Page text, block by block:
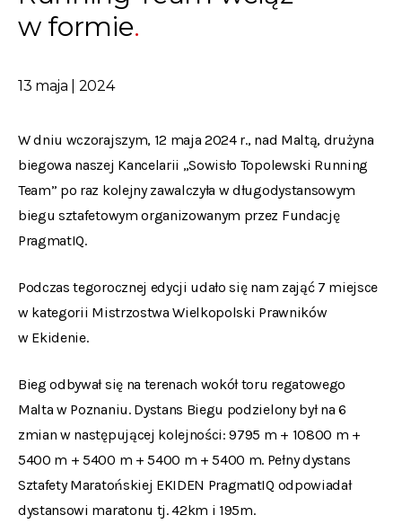
w formie
13 maja | 2024
W dniu wczorajszym, 12 maja 2024 r., nad Maltą, drużyna
biegowa naszej Kancelarii „Sowisło Topolewski Running
Team” po raz kolejny zawalczyła w długodystansowym
biegu sztafetowym organizowanym przez Fundację
PragmatIQ.
Podczas tegorocznej edycji udało się nam zająć 7 miejsce
w kategorii Mistrzostwa Wielkopolski Prawników
w Ekidenie.
Bieg odbywał się na terenach wokół toru regatowego
Malta w Poznaniu. Dystans Biegu podzielony był na 6
zmian w następującej kolejności: 9795 m + 10800 m +
5400 m + 5400 m + 5400 m + 5400 m. Pełny dystans
Sztafety Maratońskiej EKIDEN PragmatIQ odpowiadał
dystansowi maratonu tj. 42km i 195m.